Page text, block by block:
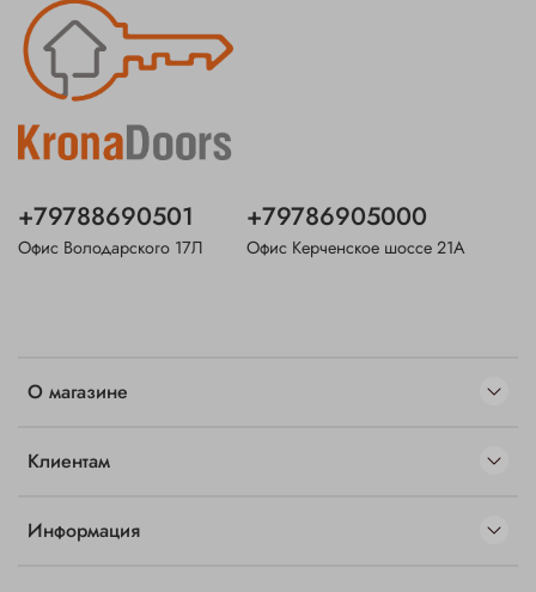
О магазине
Клиентам
Информация
+79788690501
Офис Володарского 17Л
+79786905000
Офис Керченское шоссе 21А